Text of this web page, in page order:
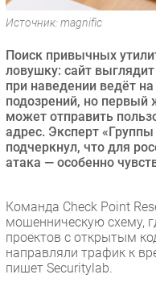
Безопасность
CIO/Управление ИТ
Гаджеты
Здоровье
РАЗДЕЛЫ
Аналитика
Интервью
Мероприятия
Источник: magnific
Поиск привычных
ловушку: сайт
при наведении ведёт
подозрений, но первый
может отправить
адрес. Эксперт
подчеркнул, что для
атака — особенно
Команда Check Point
мошенническую схему,
проектов с открытым
направляли трафик к
пишет Securitylab.